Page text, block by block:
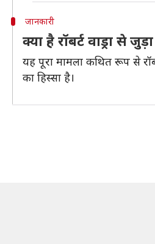
जानकारी
क्या है रॉबर्ट वाड्रा से
यह पूरा मामला कथित रूप से
का हिस्सा है।